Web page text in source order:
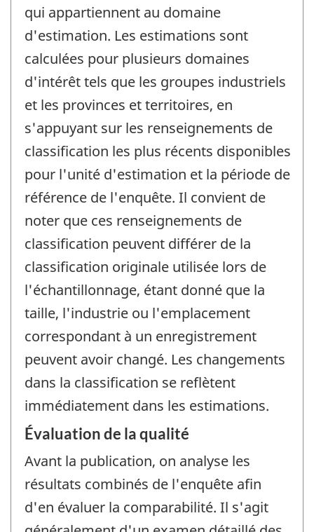
qui appartiennent au domaine
d'estimation. Les estimations sont
calculées pour plusieurs domaines
d'intérêt tels que les groupes industriels
et les provinces et territoires, en
s'appuyant sur les renseignements de
classification les plus récents disponibles
pour l'unité d'estimation et la période de
référence de l'enquête. Il convient de
noter que ces renseignements de
classification peuvent différer de la
classification originale utilisée lors de
l'échantillonnage, étant donné que la
taille, l'industrie ou l'emplacement
correspondant à un enregistrement
peuvent avoir changé. Les changements
dans la classification se reflètent
immédiatement dans les estimations.
Évaluation de la qualité
Avant la publication, on analyse les
résultats combinés de l'enquête afin
d'en évaluer la comparabilité. Il s'agit